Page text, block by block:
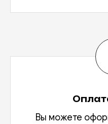
Вы можете